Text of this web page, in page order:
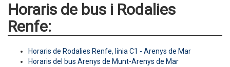
Horaris de bus i Rodalies
Renfe:
Horaris de Rodalies Renfe, línia C1 - Arenys de Mar
Horaris del bus Arenys de Munt-Arenys de Mar